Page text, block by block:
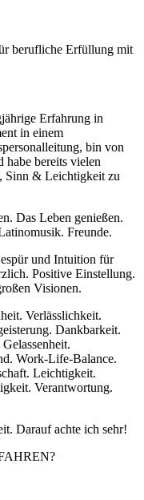
berufliche Erfüllung mit
Erfahrung in
in einem
bin von
bereits vielen
Sinn & Leichtigkeit zu
Das Leben genießen.
Freunde.
und Intuition für
Positive Einstellung.
Visionen.
Verlässlichkeit.
Dankbarkeit.
Work-Life-Balance.
Leichtigkeit.
Verantwortung.
Darauf achte ich sehr!